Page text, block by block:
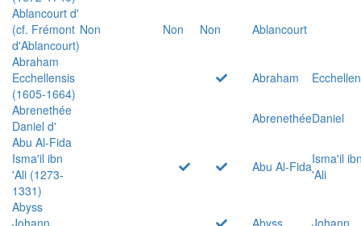
Ablancourt d'
(cf. Frémont
d'Ablancourt)
Non Non Non
Ablancourt
Abraham
Ecchellensis
(1605-1664)
Abraham
Abrenethée
Daniel d'
AbrenethéeDaniel
Abu Al-Fida
Isma'il ibn
'Ali (1273-
1331)
Abu Al-FidaIsma'il
'Ali
Abyss
Johann
Abyss
Johann